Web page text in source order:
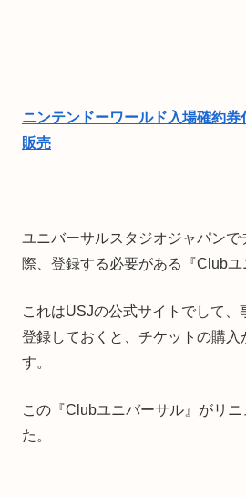
ニンテンドーワールド入場確約
販売
ユニバーサルスタジオジャパンで
際、登録する必要がある『Clubユ
これはUSJの公式サイトでして、
登録しておくと、チケットの購入
す。
この『Clubユニバーサル』がリ
た。